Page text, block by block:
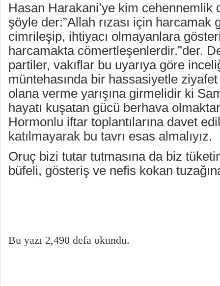
Hasan Harakani’ye kim cehennemlik
şöyle der:”Allah rızası için harcamak
cimrileşip, ihtiyacı olmayanlara
harcamakta cömertleşenlerdir.”der.
partiler, vakıflar bu uyarıya göre
müntehasında bir hassasiyetle ziyafet
olana verme yarışına girmelidir ki
hayatı kuşatan gücü berhava
Hormonlu iftar toplantılarına davet
katılmayarak bu tavrı esas almalıyız.
Oruç bizi tutar tutmasına da biz
büfeli, gösteriş ve nefis kokan
Bu yazı 2,490 defa okundu.